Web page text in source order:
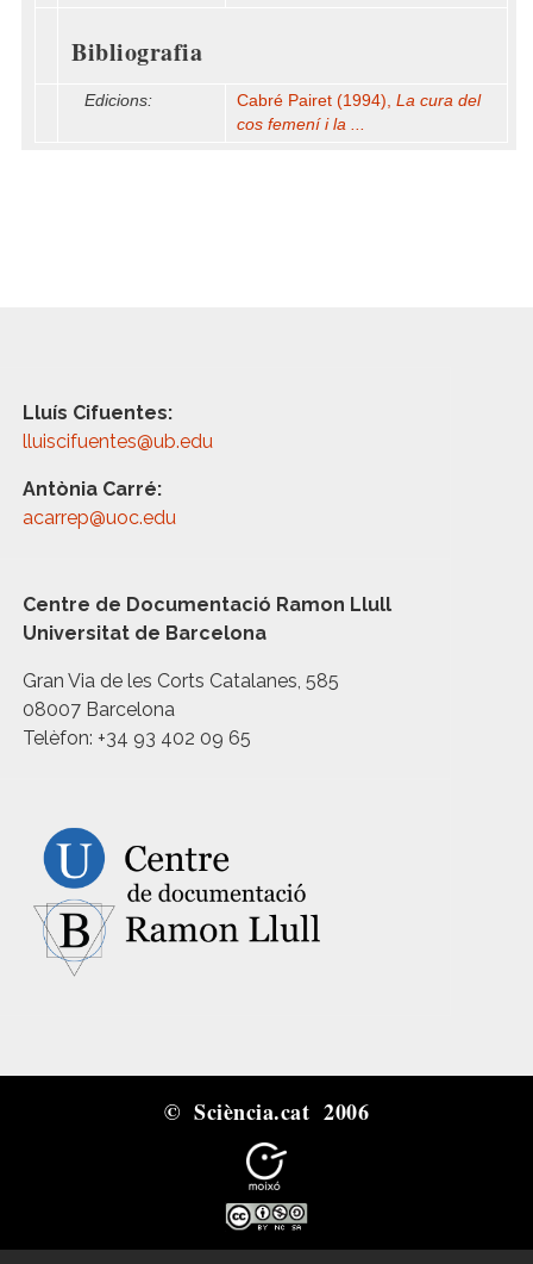
Bibliografia
Edicions: Cabré Pairet (1994), La cura del
cos femení i la ...
Lluís Cifuentes:
lluiscifuentes@ub.edu
Antònia Carré:
acarrep@uoc.edu
Centre de Documentació Ramon Llull
Universitat de Barcelona
Gran Via de les Corts Catalanes, 585
08007 Barcelona
Telèfon: +34 93 402 09 65
© Sciència.cat 2006